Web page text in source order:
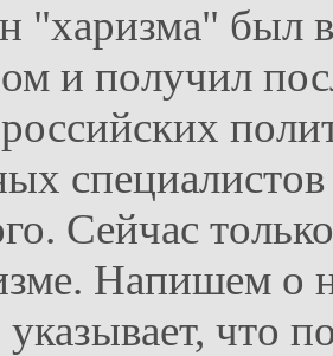
"харизма" был
и получил
специалистов
Сейчас
Напишем о
что